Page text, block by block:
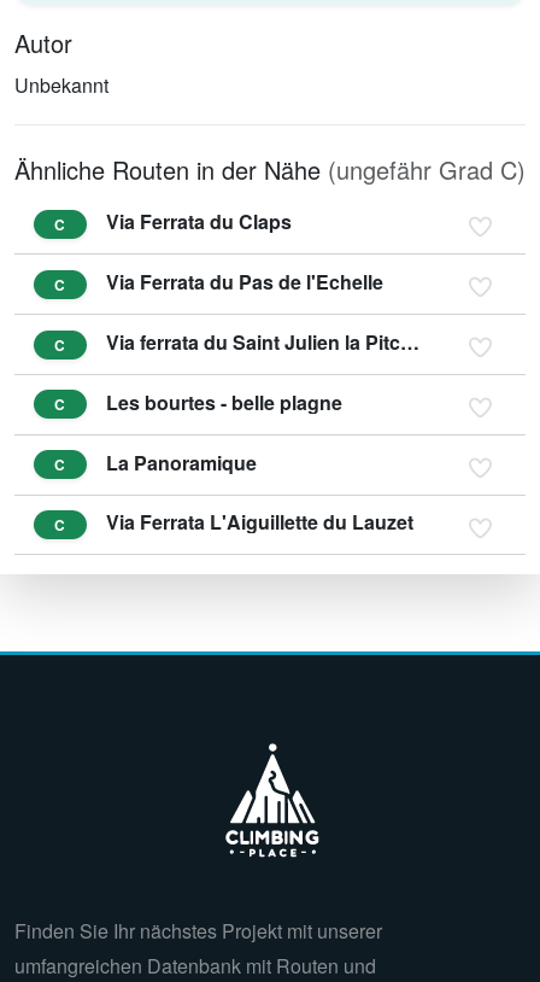
Autor
Unbekannt
Ähnliche Routen in der Nähe (ungefähr Grad C)
C Via Ferrata du Claps
C Via Ferrata du Pas de l'Echelle
C Via ferrata du Saint Julien la Pitchouno
C Les bourtes - belle plagne
C La Panoramique
C Via Ferrata L'Aiguillette du Lauzet
Finden Sie Ihr nächstes Projekt mit unserer
umfangreichen Datenbank mit Routen und